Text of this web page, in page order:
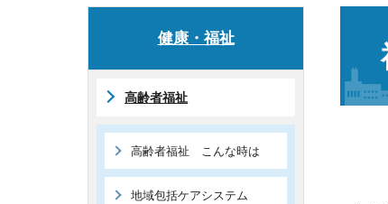
健康・福祉
高齢者福祉
高齢者福祉 こんな時は
地域包括ケアシステム